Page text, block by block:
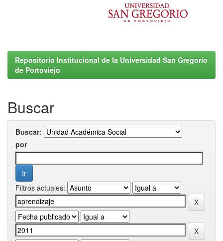
Repositorio Institucional de la Universidad San Gregorio
de Portoviejo
Buscar
Buscar:
por
Filtros actuales: